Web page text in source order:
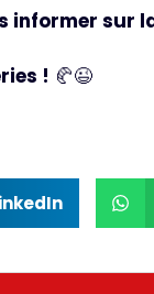
informer sur
! 🥐😉